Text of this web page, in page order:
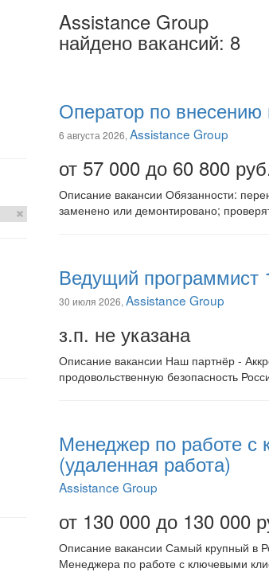
Assistance Group
найдено вакансий: 8
Оператор по внесению
6 августа 2026, Assistance Group
от 57 000 до 60 800
Описание вакансии Обязанности:
заменено или демонтировано;
Ведущий программист
30 июля 2026, Assistance Group
з.п. не указана
Описание вакансии Наш партнёр -
продовольственную безопасность
Менеджер по работе с
(удаленная работа)
Assistance Group
от 130 000 до 130 000
Описание вакансии Самый крупный в
Менеджера по работе с ключевыми